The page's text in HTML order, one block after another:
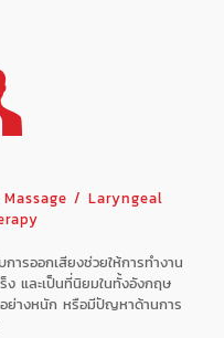
/ Laryngeal
ารออกเสียงช่วยให้การทำงาน
ง และเป็นที่นิยมในทั้งอังกฤษ
อย่างหนัก หรือมีปัญหาด้านการ